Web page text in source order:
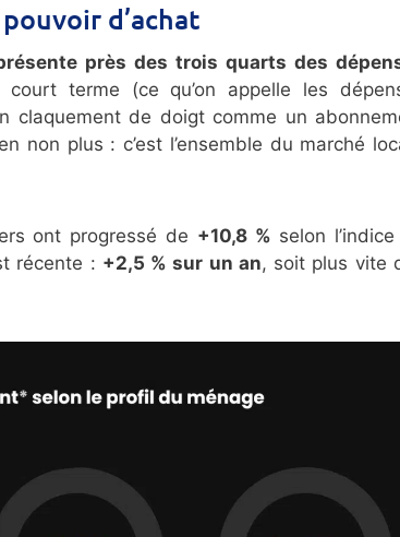
d’achat
près des trois quarts des
terme (ce qu’on appelle les
claquement de doigt comme un
non plus : c’est l’ensemble du marché
ont progressé de +10,8 % selon
récente : +2,5 % sur un an, soit plus vite